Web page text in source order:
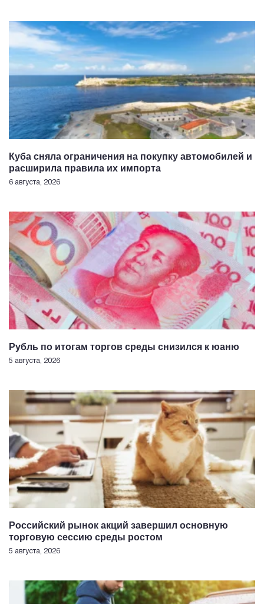
Куба сняла ограничения на покупку автомобилей и
расширила правила их импорта
6 августа, 2026
Рубль по итогам торгов среды снизился к юаню
5 августа, 2026
Российский рынок акций завершил основную
торговую сессию среды ростом
5 августа, 2026